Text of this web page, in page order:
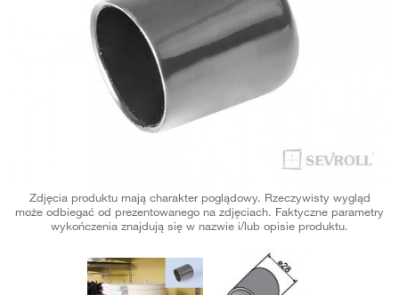
Zdjęcia produktu mają charakter poglądowy. Rzeczywisty wygląd
może odbiegać od prezentowanego na zdjęciach. Faktyczne parametry
wykończenia znajdują się w nazwie i/lub opisie produktu.